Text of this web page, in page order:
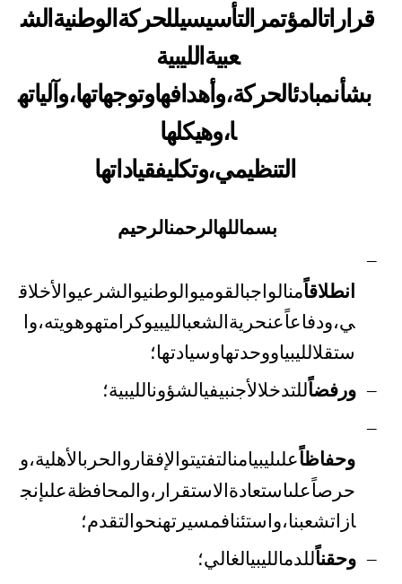
قراراتالمؤتمر التأسيسيللحركةالوطنيةالش
عبيةالليبية
بشأنمبادئالحركة،وأهدافهاوتوجهاتها،وآلياته
ا،وهيكلها
التنظيمي،وتكليفقياداتها
بسماللهالرحمنالرحيم
–
انطلاقاًمنالواجبالقوميوالوطنيوالشرعيوالأخلاق
ي،ودفاعاًعنحريةالشعبالليبيوكرامتهوهويته،وا
ستقلالليبياووحدتهاوسيادتها؛
– ورفضاًللتدخلالأجنبيفيالشؤونالليبية؛
–
وحفاظاًعلىليبيامنالتفتيتوالإفقار والحربالأهلية،و
حرصاًعلىاستعادةالاستقرار،والمحافظةعلىإنج
ازاتشعبنا،واستئنافمسيرتهنحوالتقدم؛
– وحقناًللدمالليبيالغالي؛